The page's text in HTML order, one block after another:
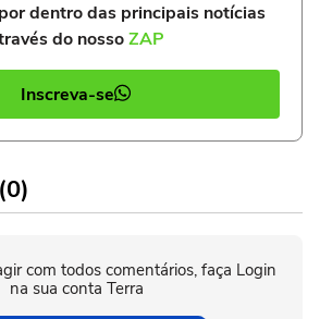
dentro das principais notícias
do nossoZAP
Inscreva-se
com todos comentários, faça Login
na sua conta Terra